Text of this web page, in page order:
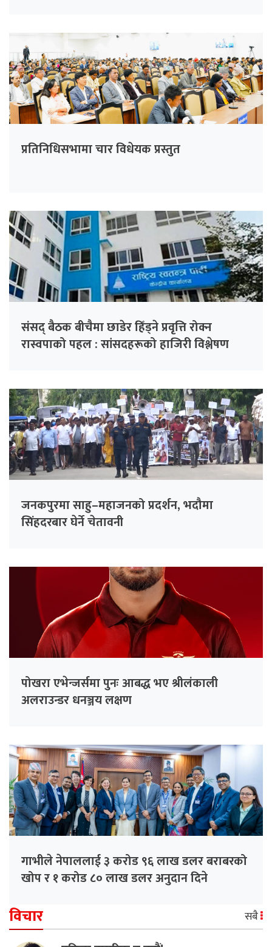
प्रतिनिधिसभामा चार विधेयक प्रस्तुत
संसद् बैठक बीचैमा छाडेर हिँड्ने प्रवृत्ति रोक्न
रास्वपाको पहल : सांसदहरूको हाजिरी विश्लेषण
जनकपुरमा साहु–महाजनको प्रदर्शन, भदौमा
सिंहदरबार घेर्ने चेतावनी
पोखरा एभेन्जर्समा पुनः आबद्ध भए श्रीलंकाली
अलराउन्डर धनञ्जय लक्षण
गाभीले नेपाललाई ३ करोड ९६ लाख डलर बराबरको
खोप र १ करोड ८० लाख डलर अनुदान दिने
विचार सबै